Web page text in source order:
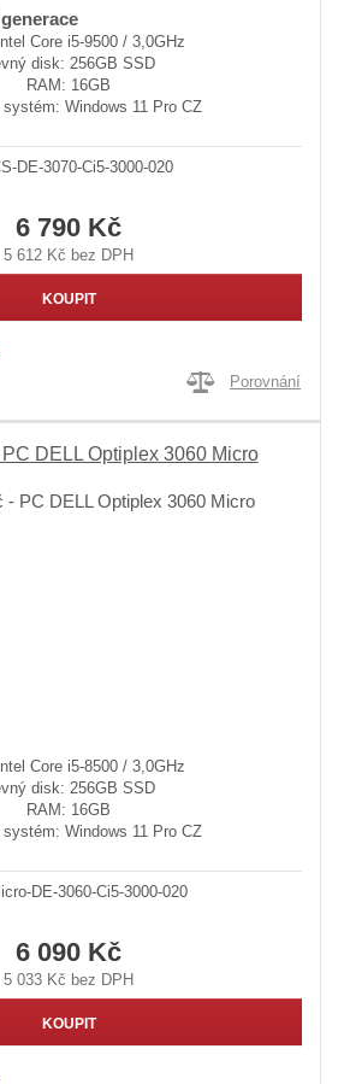
Core i5-9500 / 3,0GHz
disk: 256GB SSD
RAM: 16GB
Windows 11 Pro CZ
DE-3070-Ci5-3000-020
6 790 Kč
5 612 Kč bez DPH
KOUPIT
Porovnání
DELL Optiplex 3060 Micro
Core i5-8500 / 3,0GHz
disk: 256GB SSD
RAM: 16GB
Windows 11 Pro CZ
DE-3060-Ci5-3000-020
6 090 Kč
5 033 Kč bez DPH
KOUPIT